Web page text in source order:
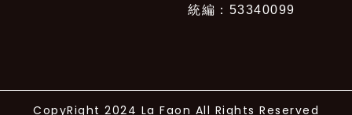
統編：53340099
CopyRight 2024 La Faon All Rights Reserved